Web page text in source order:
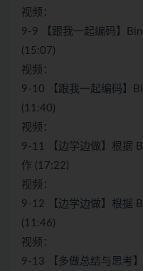
视频：
9-9 【跟我一起编码】
(15:07)
视频：
9-10 【跟我一起编码】
(11:40)
视频：
9-11 【边学边做】根据
作 (17:22)
视频：
9-12 【边学边做】根据
(11:46)
视频：
9-13 【多做总结与思考